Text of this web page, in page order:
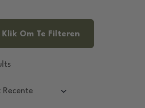
Klik Om Te Filteren